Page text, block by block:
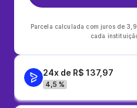
Parcela calculada com juros de
cada
24x de R$ 137,97
4,5 %